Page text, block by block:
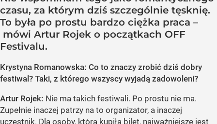
czasu, za którym dziś szczególnie tęsknię.
To była po prostu bardzo ciężka praca –
mówi Artur Rojek o początkach OFF
Festivalu.
Krystyna Romanowska: Co to znaczy zrobić dziś dobry
festiwal? Taki, z którego wszyscy wyjadą zadowoleni?
Artur Rojek: Nie ma takich festiwali. Po prostu nie ma.
Zupełnie inaczej patrzy na to organizator, a inaczej
uczestnik. Dla osoby, która kupiła bilet, najważniejsze jest